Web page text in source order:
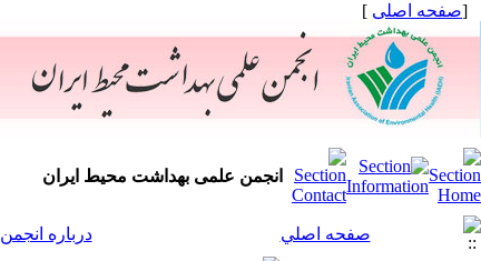
[صفحه اصلی ]
انجمن علمی بهداشت محیط ایران
صفحه اصلي درباره انجمن